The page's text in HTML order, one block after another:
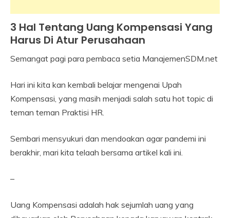
Industrial
Relation
3 Hal Tentang Uang Kompensasi Yang
Harus Di Atur Perusahaan
2022
Semangat pagi para pembaca setia ManajemenSDM.net
Hari ini kita kan kembali belajar mengenai Upah
Kompensasi, yang masih menjadi salah satu hot topic di
teman teman Praktisi HR.
Sembari mensyukuri dan mendoakan agar pandemi ini
berakhir, mari kita telaah bersama artikel kali ini.
–
Uang Kompensasi adalah hak sejumlah uang yang